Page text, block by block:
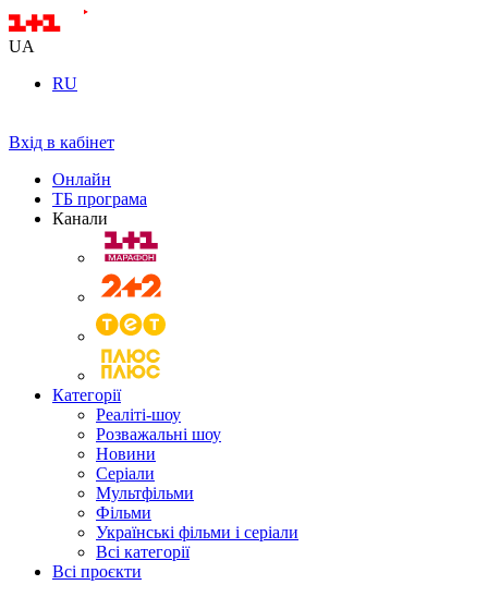
UA
RU
Вхід в кабінет
Онлайн
ТБ програма
Канали
Категорії
Реаліті-шоу
Розважальні шоу
Новини
Серіали
Мультфільми
Фільми
Українські фільми і серіали
Всі категорії
Всі проєкти